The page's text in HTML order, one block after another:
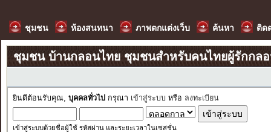
ชุมชน ห้องสนทนา ภาพตกแต่งเว็บ ค้นหา ติด
ชุมชน บ้านกลอนไทย ชุมชนสำหรับคนไทยผู้รักกล
ยินดีต้อนรับคุณ, บุคคลทั่วไป กรุณา เข้าสู่ระบบ หรือ ลงทะเบียน
เข้าสู่ระบบด้วยชื่อผู้ใช้ รหัสผ่าน และระยะเวลาในเซสชั่น